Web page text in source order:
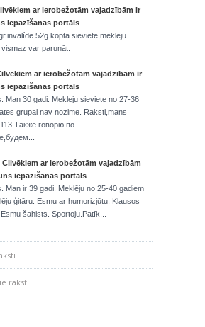
ar ierobežotām vajadzībām ir
iepazīšanas portāls
sieviete,meklēju
var parunāt.
ar ierobežotām vajadzībām ir
iepazīšanas portāls
Man 30 gadi. Mekleju sieviete no 27-36
grupai nav nozime. Raksti,mans
говорю по
Cilvēkiem ar ierobežotām vajadzībām
iepazīšanas portāls
Man ir 39 gadi. Meklēju no 25-40 gadiem
ģitāru. Esmu ar humorizjūtu. Klausos
šahists. Sportoju.Patīk...
raksti